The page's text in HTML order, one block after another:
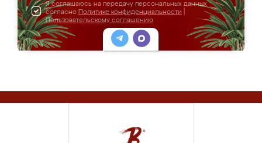
Я соглашаюсь на передачу персональных данных
согласно Политике конфиденциальности
Пользовательскому соглашению